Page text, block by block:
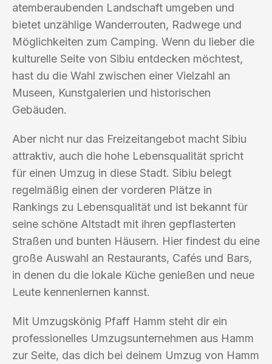
atemberaubenden Landschaft umgeben und
bietet unzählige Wanderrouten, Radwege und
Möglichkeiten zum Camping. Wenn du lieber die
kulturelle Seite von Sibiu entdecken möchtest,
hast du die Wahl zwischen einer Vielzahl an
Museen, Kunstgalerien und historischen
Gebäuden.
Aber nicht nur das Freizeitangebot macht Sibiu
attraktiv, auch die hohe Lebensqualität spricht
für einen Umzug in diese Stadt. Sibiu belegt
regelmäßig einen der vorderen Plätze in
Rankings zu Lebensqualität und ist bekannt für
seine schöne Altstadt mit ihren gepflasterten
Straßen und bunten Häusern. Hier findest du eine
große Auswahl an Restaurants, Cafés und Bars,
in denen du die lokale Küche genießen und neue
Leute kennenlernen kannst.
Mit Umzugskönig Pfaff Hamm steht dir ein
professionelles Umzugsunternehmen aus Hamm
zur Seite, das dich bei deinem Umzug von Hamm